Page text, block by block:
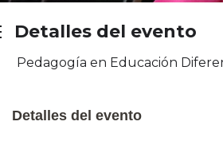
Detalles del evento
Pedagogía en Educación
Detalles del evento